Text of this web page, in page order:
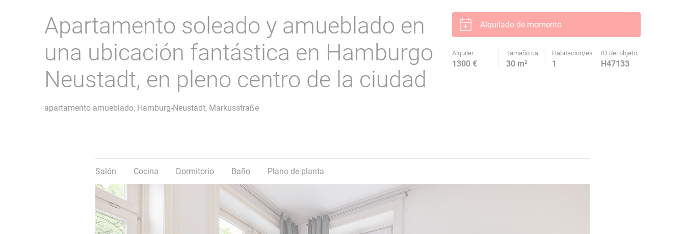
Apartamento soleado y amueblado en
una ubicación fantástica en Hamburgo
Neustadt, en pleno centro de la ciudad
apartamento amueblado, Hamburg-Neustadt, Markusstraße
Salón Cocina Dormitorio Baño Plano de planta
Alquilado de momento
Alquiler Tamaño ca. Habitacion/es ID del objeto
1300 € 30 m² 1 H47133